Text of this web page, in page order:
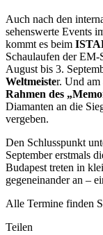
Auch nach den
sehenswerte Events
kommt es beim
Schaulaufen der EM-
August bis 3.
Weltmeister. Und am
Rahmen des
Diamanten an die
vergeben.
Den Schlusspunkt
September erstmals
Budapest treten in
gegeneinander an –
Alle Termine finden
Teilen